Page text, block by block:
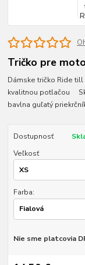
Tričko pre
Dámske tričko Ride
kvalitnou potlačou
bavlna guľatý
Dostupnosť
Veľkosť
Farba:
Nie sme platcovia